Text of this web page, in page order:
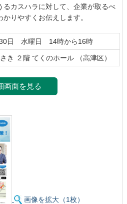
るカスハラに対して、企業が取るべ
りやすくお伝えします。
30日 水曜日 14時から16時
き ２階 てくのホール （高津区）
画面を見る
画像を拡大（1枚）